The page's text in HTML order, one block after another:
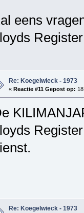
eens
Re: Koegelwieck - 1973
« Reactie #11 Gepost op:
Re: Koegelwieck - 1973